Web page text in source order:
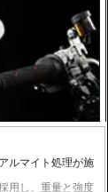
ルマイト処理が施
用し、重量と強度